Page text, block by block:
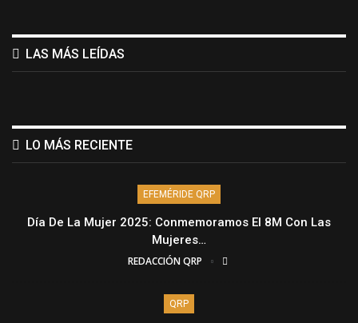
LAS MÁS LEÍDAS
LO MÁS RECIENTE
EFEMÉRIDE QRP
Día De La Mujer 2025: Conmemoramos El 8M Con Las
Mujeres…
REDACCIÓN QRP
QRP